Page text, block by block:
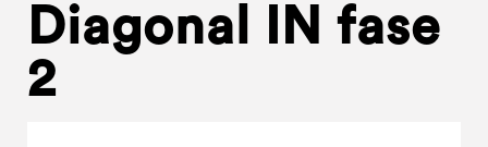
Diagonal IN fase
2